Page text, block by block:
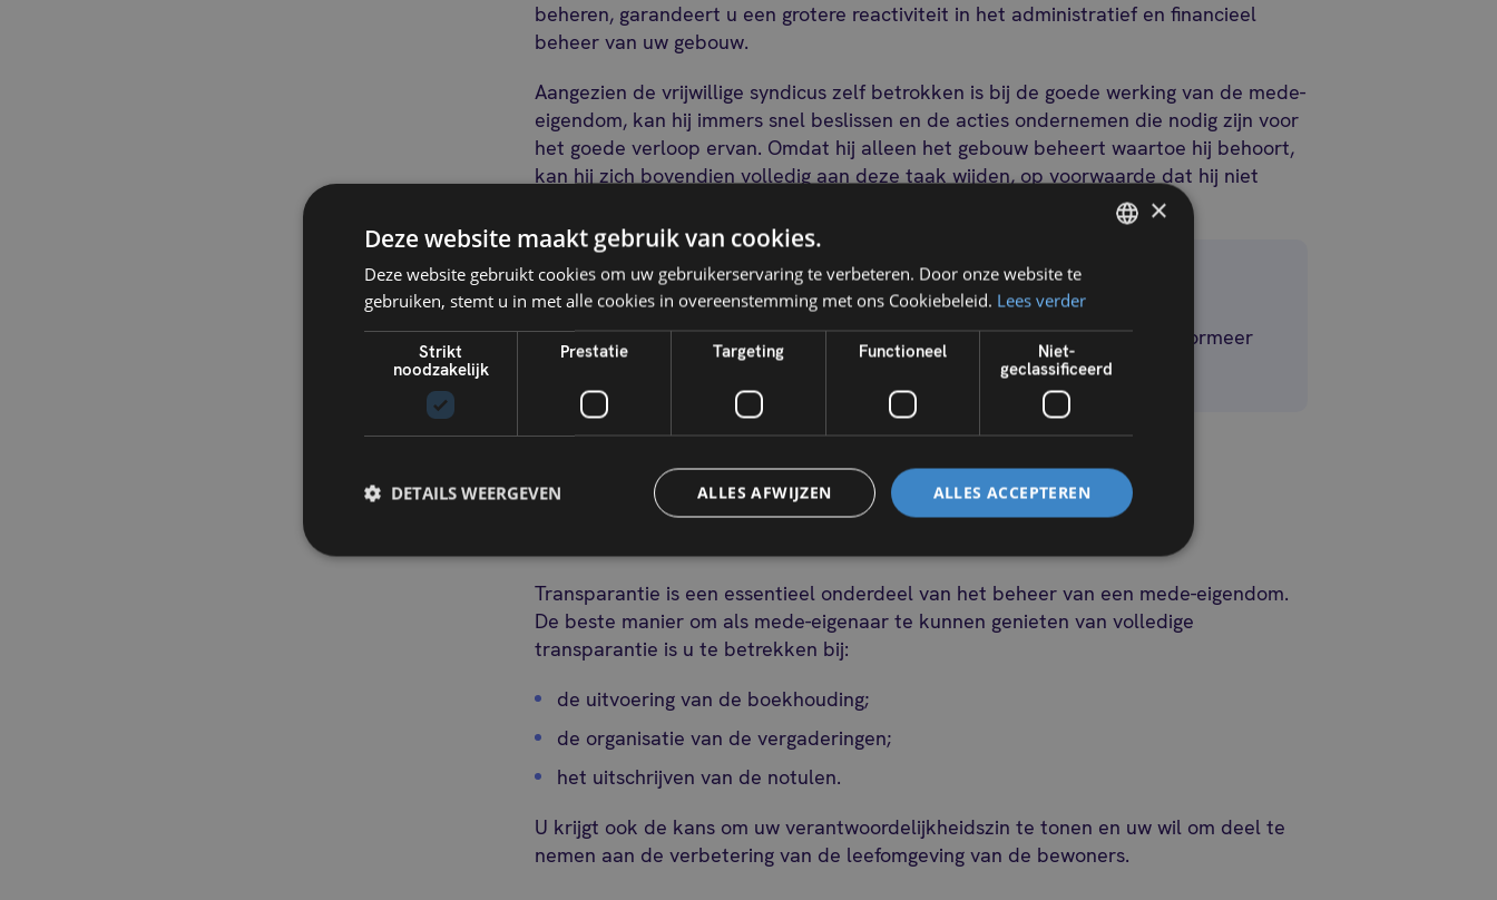
beheren, garandeert u een grotere reactiviteit in het administratief en financieel
beheer van uw gebouw.
Aangezien de vrijwillige syndicus zelf betrokken is bij de goede werking van de mede-
eigendom, kan hij immers snel beslissen en de acties ondernemen die nodig zijn voor
het goede verloop ervan. Omdat hij alleen het gebouw beheert waartoe hij behoort,
kan hij zich bovendien volledig aan deze taak wijden, op voorwaarde dat hij niet
Goed om weten
De vrijwillige syndicus moet aan een aantal formaliteiten voldoen. Informeer
dus goed naar de regels voor mede-eigendom.
Zelf uw mede-eigendom beheren:
transparantie gegarandeerd
Transparantie is een essentieel onderdeel van het beheer van een mede-eigendom.
De beste manier om als mede-eigenaar te kunnen genieten van volledige
transparantie is u te betrekken bij:
de uitvoering van de boekhouding;
de organisatie van de vergaderingen;
het uitschrijven van de notulen.
U krijgt ook de kans om uw verantwoordelijkheidszin te tonen en uw wil om deel te
nemen aan de verbetering van de leefomgeving van de bewoners.
×
Deze website maakt gebruik van cookies.
Deze website gebruikt cookies om uw gebruikerservaring te verbeteren. Door onze website te
gebruiken, stemt u in met alle cookies in overeenstemming met ons Cookiebeleid. Lees verder
Strikt
noodzakelijk
Prestatie Targeting Functioneel
Niet-
geclassificeerd
ALLES ACCEPTEREN
ALLES AFWIJZEN
DETAILS WEERGEVEN